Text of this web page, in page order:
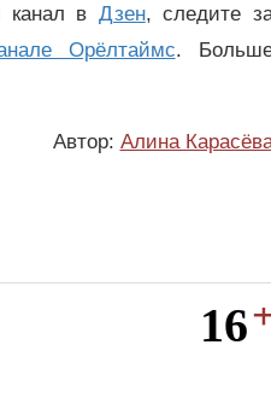
в Дзен, следите
Орёлтаймс.
Автор: Алина